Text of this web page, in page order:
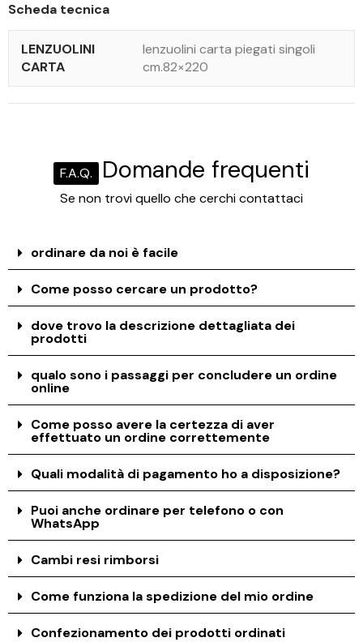
Scheda tecnica
LENZUOLINI
CARTA
lenzuolini carta piegati singoli
cm.82×220
F.A.Q. Domande frequenti
Se non trovi quello che cerchi contattaci
ordinare da noi è facile
Come posso cercare un prodotto?
dove trovo la descrizione dettagliata dei
prodotti
qualo sono i passaggi per concludere un ordine
online
Come posso avere la certezza di aver
effettuato un ordine correttemente
Quali modalità di pagamento ho a disposizione?
Puoi anche ordinare per telefono o con
WhatsApp
Cambi resi rimborsi
Come funziona la spedizione del mio ordine
Confezionamento dei prodotti ordinati